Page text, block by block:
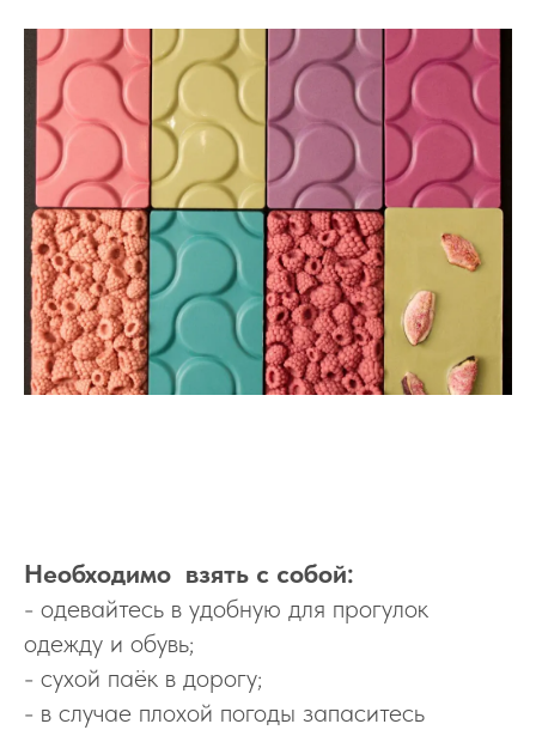
Необходимо взять с собой:
- одевайтесь в удобную для прогулок
одежду и обувь;
- сухой паёк в дорогу;
- в случае плохой погоды запаситесь